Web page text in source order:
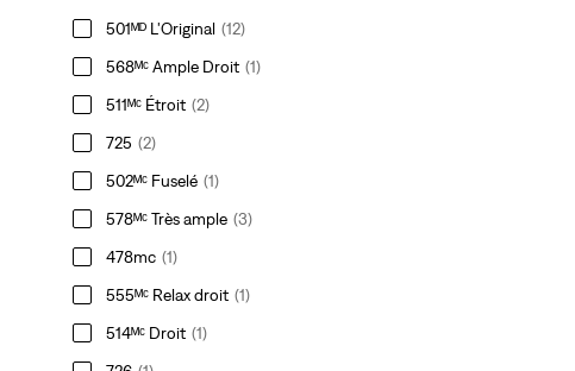
501ᴹᴰ L'Original (12)
568ᴹᶜ Ample Droit (1)
511ᴹᶜ Étroit (2)
725 (2)
502ᴹᶜ Fuselé (1)
578ᴹᶜ Très ample (3)
478mc (1)
555ᴹᶜ Relax droit (1)
514ᴹᶜ Droit (1)